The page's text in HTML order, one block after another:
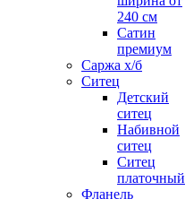
240 см
Сатин
премиум
Саржа х/б
Ситец
Детский
ситец
Набивной
ситец
Ситец
платочный
Фланель